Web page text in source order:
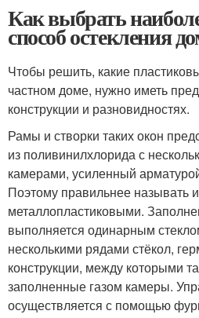
Как выбрать
способ остекления
Чтобы решить, какие
частном доме, нужно иметь
конструкции и разновидностях.
Рамы и створки таких окон
из поливинилхлорида с
камерами, усиленный
Поэтому правильнее называть
металлопластиковыми.
выполняется одинарным
несколькими рядами стёкол,
конструкции, между которыми
заполненные газом камеры.
осуществляется с помощью